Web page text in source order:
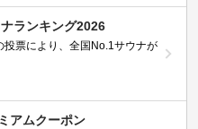
ランキング2026
投票により、全国No.1サウナが
アムクーポン